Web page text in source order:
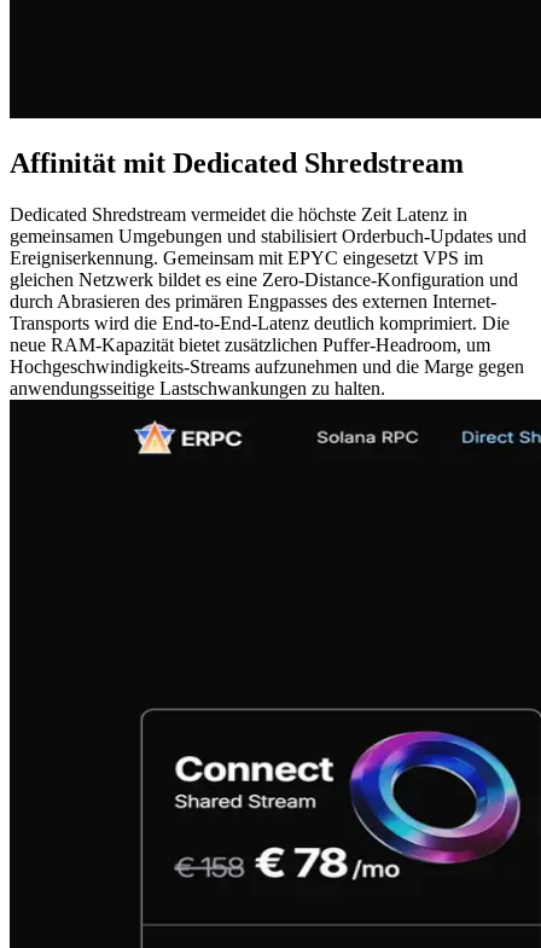
Affinität mit Dedicated Shredstream
Dedicated Shredstream vermeidet die höchste Zeit Latenz in
gemeinsamen Umgebungen und stabilisiert Orderbuch-Updates und
Ereigniserkennung. Gemeinsam mit EPYC eingesetzt VPS im
gleichen Netzwerk bildet es eine Zero-Distance-Konfiguration und
durch Abrasieren des primären Engpasses des externen Internet-
Transports wird die End-to-End-Latenz deutlich komprimiert. Die
neue RAM-Kapazität bietet zusätzlichen Puffer-Headroom, um
Hochgeschwindigkeits-Streams aufzunehmen und die Marge gegen
anwendungsseitige Lastschwankungen zu halten.